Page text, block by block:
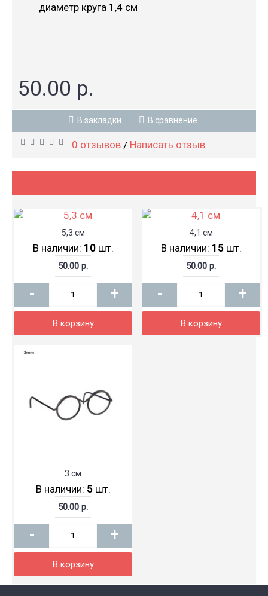
диаметр круга 1,4 см
50.00 р.
В закладки В сравнение
0 отзывов / Написать отзыв
5,3 см
В наличии: 10шт.
50.00 р.
- +
В корзину
4,1 см
В наличии: 15шт.
50.00 р.
- +
В корзину
3 см
В наличии: 5шт.
50.00 р.
- +
В корзину